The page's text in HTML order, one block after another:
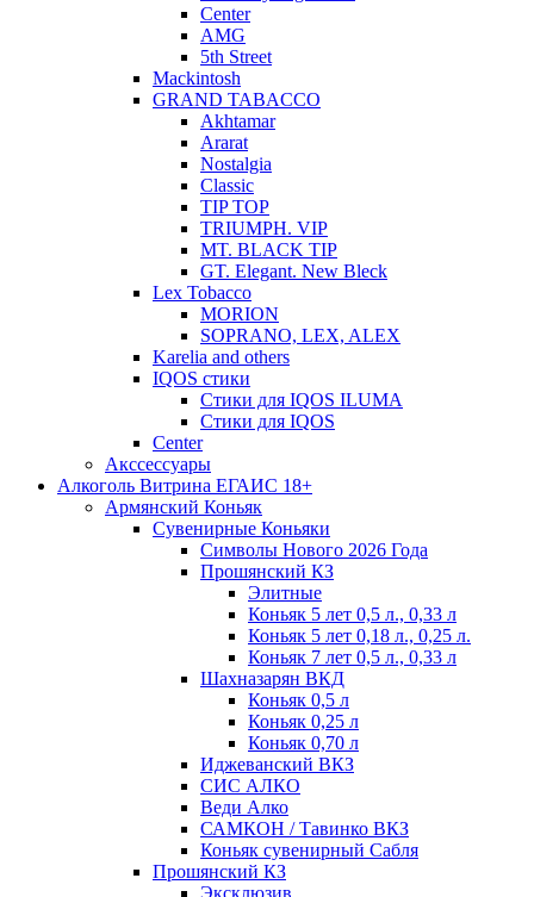
Center
AMG
5th Street
Mackintosh
GRAND TABACCO
Akhtamar
Ararat
Nostalgia
Classic
TIP TOP
TRIUMPH. VIP
MT. BLACK TIP
GT. Elegant. New Bleck
Lex Tobacco
MORION
SOPRANO, LEX, ALEX
Karelia and others
IQOS стики
Стики для IQOS ILUMA
Стики для IQOS
Сenter
Акссессуары
Алкоголь Витрина ЕГАИС 18+
Армянский Коньяк
Сувенирные Коньяки
Символы Нового 2026 Года
Прошянский КЗ
Элитные
Коньяк 5 лет 0,5 л., 0,33 л
Коньяк 5 лет 0,18 л., 0,25 л.
Коньяк 7 лет 0,5 л., 0,33 л
Шахназарян ВКД
Коньяк 0,5 л
Коньяк 0,25 л
Коньяк 0,70 л
Иджеванский ВКЗ
СИС АЛКО
Веди Алко
САМКОН / Тавинко ВКЗ
Коньяк сувенирный Сабля
Прошянский КЗ
Эксклюзив